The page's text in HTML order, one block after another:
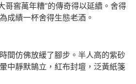
哥窖萬年糟”的傳奇得以延續。舍得
成績一杯舍得生態老酒。
間仿佛放緩了腳步。半人高的紫砂
中靜默鵠立，紅布封壇，泛黃紙箋